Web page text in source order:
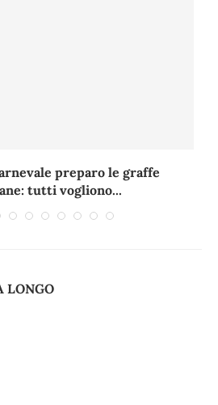
preparo le graffe
tutti vogliono...
LONGO